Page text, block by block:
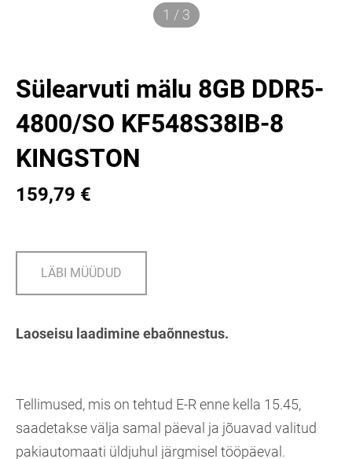
1 / 3
Sülearvuti mälu 8GB DDR5-
4800/SO KF548S38IB-8
KINGSTON
159,79 €
LÄBI MÜÜDUD
Laoseisu laadimine ebaõnnestus.
Tellimused, mis on tehtud E-R enne kella 15.45,
saadetakse välja samal päeval ja jõuavad valitud
pakiautomaati üldjuhul järgmisel tööpäeval.